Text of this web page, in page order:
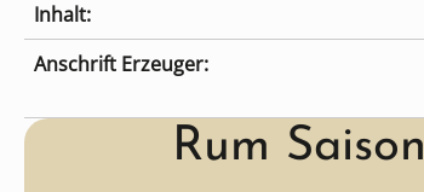
Inhalt:
Anschrift Erzeuger:
Rum Saison